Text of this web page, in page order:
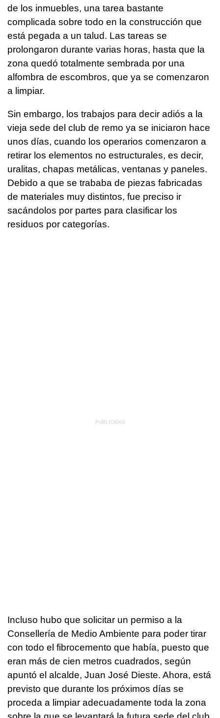
de los inmuebles, una tarea bastante
complicada sobre todo en la construcción que
está pegada a un talud. Las tareas se
prolongaron durante varias horas, hasta que la
zona quedó totalmente sembrada por una
alfombra de escombros, que ya se comenzaron
a limpiar.
Sin embargo, los trabajos para decir adiós a la
vieja sede del club de remo ya se iniciaron hace
unos días, cuando los operarios comenzaron a
retirar los elementos no estructurales, es decir,
uralitas, chapas metálicas, ventanas y paneles.
Debido a que se trababa de piezas fabricadas
de materiales muy distintos, fue preciso ir
sacándolos por partes para clasificar los
residuos por categorías.
Incluso hubo que solicitar un permiso a la
Consellería de Medio Ambiente para poder tirar
con todo el fibrocemento que había, puesto que
eran más de cien metros cuadrados, según
apuntó el alcalde, Juan José Dieste. Ahora, está
previsto que durante los próximos días se
proceda a limpiar adecuadamente toda la zona